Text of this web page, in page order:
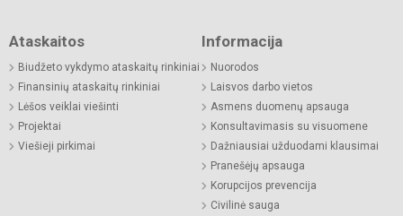
Ataskaitos
Biudžeto vykdymo ataskaitų rinkiniai
Finansinių ataskaitų rinkiniai
Lėšos veiklai viešinti
Projektai
Viešieji pirkimai
Informacija
Nuorodos
Laisvos darbo vietos
Asmens duomenų apsauga
Konsultavimasis su visuomene
Dažniausiai užduodami klausimai
Pranešėjų apsauga
Korupcijos prevencija
Civilinė sauga